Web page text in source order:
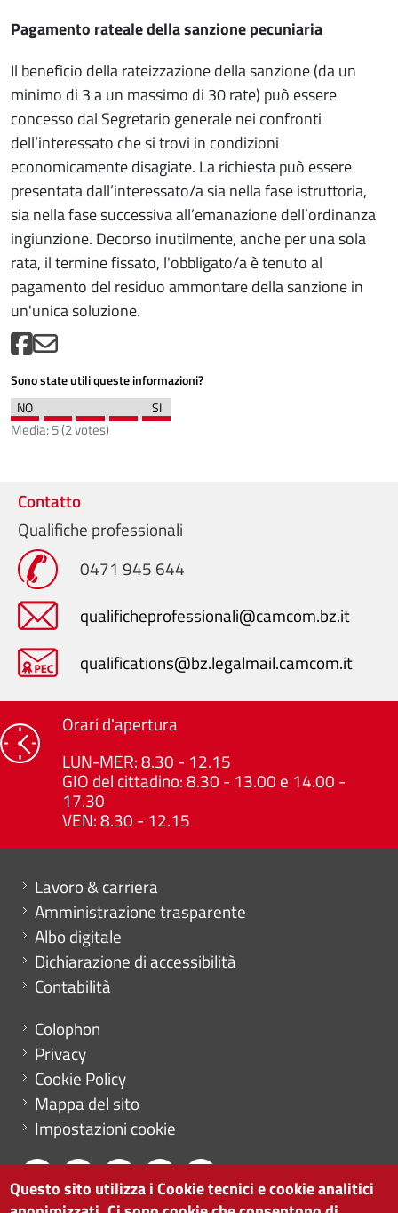
Pagamento rateale della sanzione pecuniaria
Il beneficio della rateizzazione della sanzione (da un
minimo di 3 a un massimo di 30 rate) può essere
concesso dal Segretario generale nei confronti
dell’interessato che si trovi in condizioni
economicamente disagiate. La richiesta può essere
presentata dall’interessato/a sia nella fase istruttoria,
sia nella fase successiva all’emanazione dell’ordinanza
ingiunzione. Decorso inutilmente, anche per una sola
rata, il termine fissato, l'obbligato/a è tenuto al
pagamento del residuo ammontare della sanzione in
un'unica soluzione.
Sono state utili queste informazioni?
Media:5(2votes)
Contatto
Qualifiche professionali
0471 945 644
qualificheprofessionali@camcom.bz.it
qualifications@bz.legalmail.camcom.it
Orari d'apertura
LUN-MER: 8.30 - 12.15
GIO del cittadino: 8.30 - 13.00 e 14.00 -
17.30
VEN: 8.30 - 12.15
Mini menu di servizio
Lavoro & carriera
Amministrazione trasparente
Albo digitale
Dichiarazione di accessibilità
Contabilità
Menu footer
Colophon
Privacy
Cookie Policy
Mappa del sito
Impostazioni cookie
Questo sito utilizza i Cookie tecnici e cookie analitici